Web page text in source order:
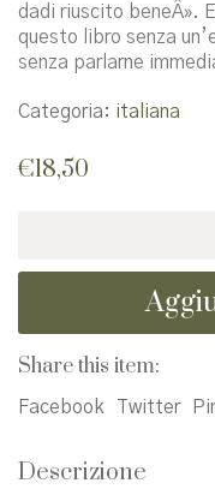
dadi riuscito beneÂ».
questo libro senza
senza parlarne
Categoria: italiana
€18,50
legare
Share this item:
Facebook Twitter
Descrizione